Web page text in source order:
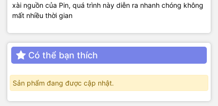
xài nguồn của Pin, quá trình này diễn ra nhanh chóng không
mất nhiều thời gian
Có thể bạn thích
Sản phẩm đang được cập nhật.